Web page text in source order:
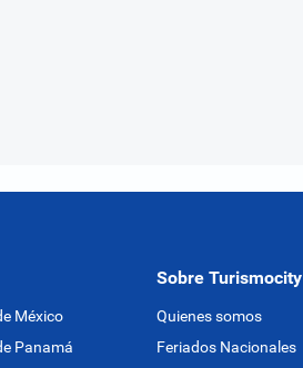
México
Panamá
Sobre Turismocity
Quienes somos
Feriados Nacionales